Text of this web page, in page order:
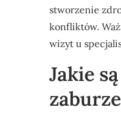
stworzenie
konfliktów.
wizyt u
Jakie